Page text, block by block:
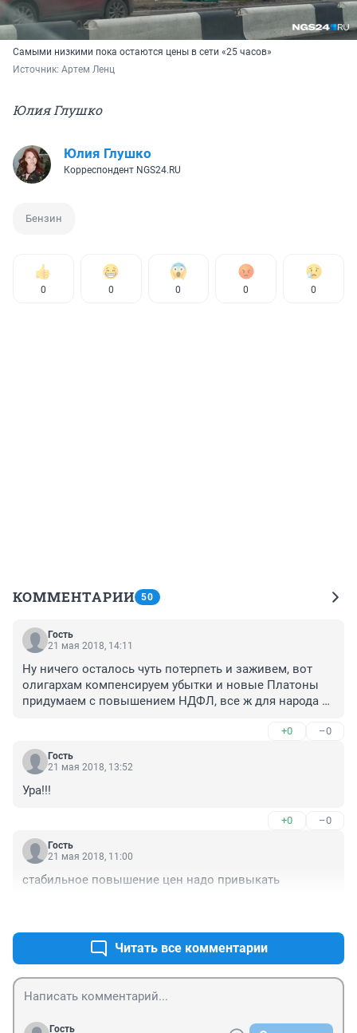
Самыми низкими пока остаются цены в сети «25 часов»
Источник: Артем Ленц
Юлия Глушко
Юлия Глушко
Корреспондент NGS24.RU
Бензин
0 0 0 0 0
КОММЕНТАРИИ 50
Гость
21 мая 2018, 14:11
Ну ничего осталось чуть потерпеть и заживем, вот
олигархам компенсируем убытки и новые Платоны
придумаем с повышением НДФЛ, все ж для народа
+0 –0
Гость
21 мая 2018, 13:52
Ура!!!
+0 –0
Гость
21 мая 2018, 11:00
стабильное повышение цен надо привыкать
Читать все комментарии
Гость